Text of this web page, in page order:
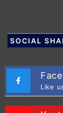
SOCIAL
Like